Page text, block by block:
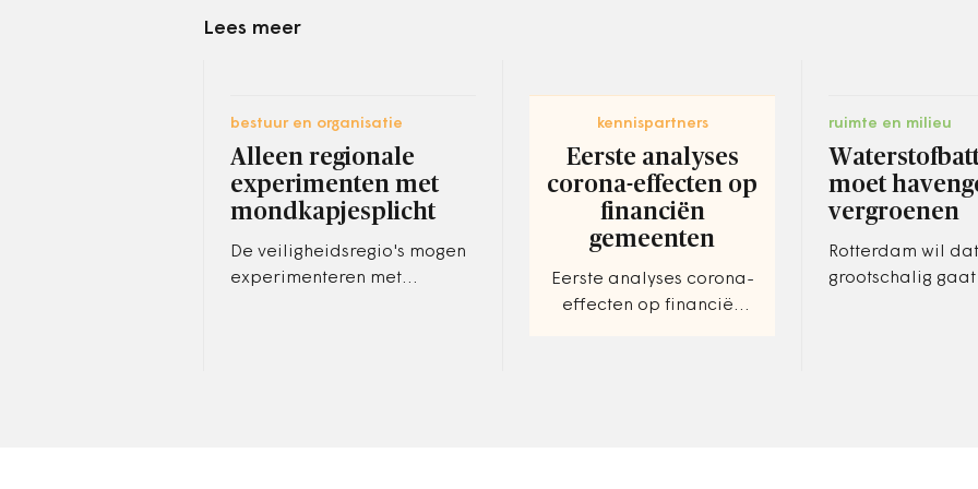
Lees meer
bestuur en organisatie
Alleen regionale
experimenten met
mondkapjesplicht
De veiligheidsregio's mogen
experimenteren met
kennispartners
Eerste analyses
corona-effecten op
financiën
gemeenten
Eerste analyses corona-
effecten op financiën
ruimte en milieu
moet
vergroenen
Rotterdam wil
grootschalig